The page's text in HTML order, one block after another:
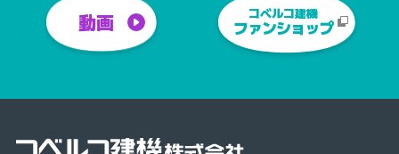
動画 コベルコ建機
ファンショップ